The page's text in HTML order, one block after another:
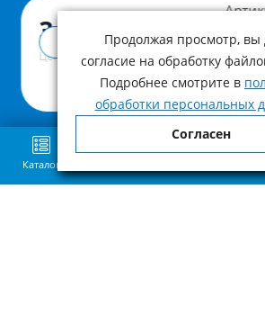
3 990 ₽
Цена с учетом НДС
В
Купить в 1 клик
Каталог
Продолжая просмотр, вы
согласие на обработку
Подробнее смотрите в
обработки персональных
Согласен